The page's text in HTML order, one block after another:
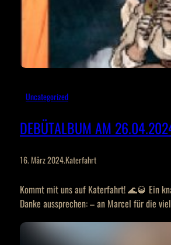
Uncategorized
DEBÜTALBUM AM
16. März 2024.Katerfahrt
Kommt mit uns auf Katerfahrt! 🌊🥃 Ein
Danke aussprechen: – an Marcel für die